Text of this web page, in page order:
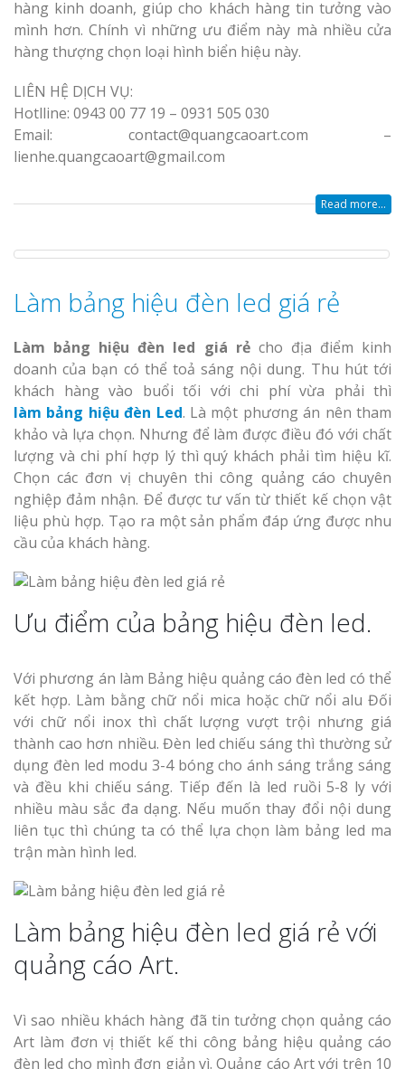
hàng kinh doanh, giúp cho khách hàng tin tưởng vào
mình hơn. Chính vì những ưu điểm này mà nhiều cửa
hàng thượng chọn loại hình biển hiệu này.
LIÊN HỆ DỊCH VỤ:
Hotlline: 0943 00 77 19 – 0931 505 030
Email: contact@quangcaoart.com –
lienhe.quangcaoart@gmail.com
Read more...
Làm bảng hiệu đèn led giá rẻ
Làm bảng hiệu đèn led giá rẻcho địa điểm kinh
doanh của bạn có thể toả sáng nội dung. Thu hút tới
khách hàng vào buổi tối với chi phí vừa phải thì
làm bảng hiệu đèn Led. Là một phương án nên tham
khảo và lựa chọn. Nhưng để làm được điều đó với chất
lượng và chi phí hợp lý thì quý khách phải tìm hiệu kĩ.
Chọn các đơn vị chuyên thi công quảng cáo chuyên
nghiệp đảm nhận. Để được tư vấn từ thiết kế chọn vật
liệu phù hợp. Tạo ra một sản phẩm đáp ứng được nhu
cầu của khách hàng.
Ưu điểm của bảng hiệu đèn led.
Với phương án làm Bảng hiệu quảng cáo đèn led có thể
kết hợp. Làm bằng chữ nổi mica hoặc chữ nổi alu Đối
với chữ nổi inox thì chất lượng vượt trội nhưng giá
thành cao hơn nhiều. Đèn led chiếu sáng thì thường sử
dụng đèn led modu 3-4 bóng cho ánh sáng trắng sáng
và đều khi chiếu sáng. Tiếp đến là led ruồi 5-8 ly với
nhiều màu sắc đa dạng. Nếu muốn thay đổi nội dung
liên tục thì chúng ta có thể lựa chọn làm bảng led ma
trận màn hình led.
Làm bảng hiệu đèn led giá rẻ với
quảng cáo Art.
Vì sao nhiều khách hàng đã tin tưởng chọn quảng cáo
Art làm đơn vị thiết kế thi công bảng hiệu quảng cáo
đèn led cho mình đơn giản vì. Quảng cáo Art với trên 10